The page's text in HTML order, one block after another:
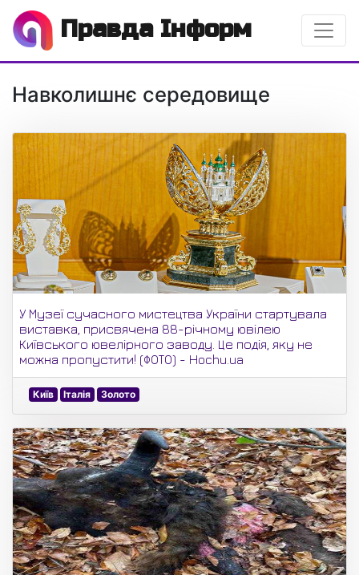
Правда Інформ
Навколишнє середовище
У Музеї сучасного мистецтва України стартувала
виставка, присвячена 88-річному ювілею
Київського ювелірного заводу. Це подія, яку не
можна пропустити! (ФОТО) - Hochu.ua
Київ Італія Золото